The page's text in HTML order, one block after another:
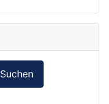
Suchen